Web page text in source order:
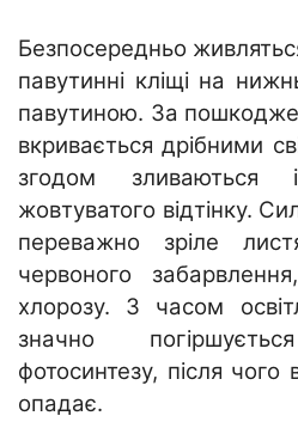
Безпосередньо
павутинні кліщі на
павутиною. За
вкривається дрібними
згодом
жовтуватого відтінку.
переважно зріле
червоного
хлорозу. З часом
значно
фотосинтезу, після чого
опадає.